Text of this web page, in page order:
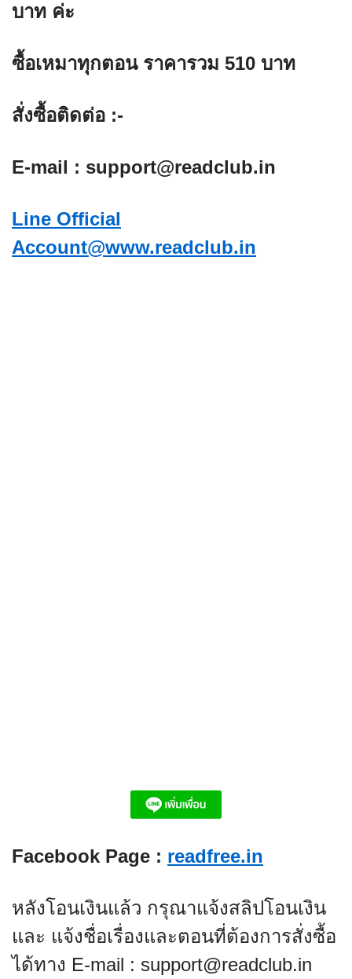
บาท ค่ะ
ซื้อเหมาทุกตอน ราคารวม 510 บาท
สั่งซื้อติดต่อ :-
E-mail : support@readclub.in
Line Official
Account@www.readclub.in
Facebook Page : readfree.in
หลังโอนเงินแล้ว กรุณาแจ้งสลิปโอนเงิน
และ แจ้งชื่อเรื่องและตอนที่ต้องการสั่งซื้อ
ได้ทาง E-mail : support@readclub.in